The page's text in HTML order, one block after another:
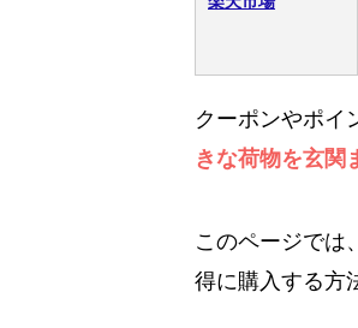
クーポンやポイ
きな荷物を玄関
このページでは
得に購入する方